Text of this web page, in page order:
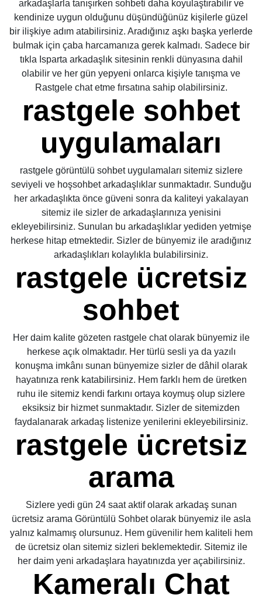
arkadaşlarla tanışırken sohbeti daha koyulaştırabilir ve
kendinize uygun olduğunu düşündüğünüz kişilerle güzel
bir ilişkiye adım atabilirsiniz. Aradığınız aşkı başka yerlerde
bulmak için çaba harcamanıza gerek kalmadı. Sadece bir
tıkla Isparta arkadaşlık sitesinin renkli dünyasına dahil
olabilir ve her gün yepyeni onlarca kişiyle tanışma ve
Rastgele chat etme fırsatına sahip olabilirsiniz.
rastgele sohbet
uygulamaları
rastgele görüntülü sohbet uygulamaları sitemiz sizlere
seviyeli ve hoşsohbet arkadaşlıklar sunmaktadır. Sunduğu
her arkadaşlıkta önce güveni sonra da kaliteyi yakalayan
sitemiz ile sizler de arkadaşlarınıza yenisini
ekleyebilirsiniz. Sunulan bu arkadaşlıklar yediden yetmişe
herkese hitap etmektedir. Sizler de bünyemiz ile aradığınız
arkadaşlıkları kolaylıkla bulabilirsiniz.
rastgele ücretsiz
sohbet
Her daim kalite gözeten rastgele chat olarak bünyemiz ile
herkese açık olmaktadır. Her türlü sesli ya da yazılı
konuşma imkânı sunan bünyemize sizler de dâhil olarak
hayatınıza renk katabilirsiniz. Hem farklı hem de üretken
ruhu ile sitemiz kendi farkını ortaya koymuş olup sizlere
eksiksiz bir hizmet sunmaktadır. Sizler de sitemizden
faydalanarak arkadaş listenize yenilerini ekleyebilirsiniz.
rastgele ücretsiz
arama
Sizlere yedi gün 24 saat aktif olarak arkadaş sunan
ücretsiz arama Görüntülü Sohbet olarak bünyemiz ile asla
yalnız kalmamış olursunuz. Hem güvenilir hem kaliteli hem
de ücretsiz olan sitemiz sizleri beklemektedir. Sitemiz ile
her daim yeni arkadaşlara hayatınızda yer açabilirsiniz.
Kameralı Chat